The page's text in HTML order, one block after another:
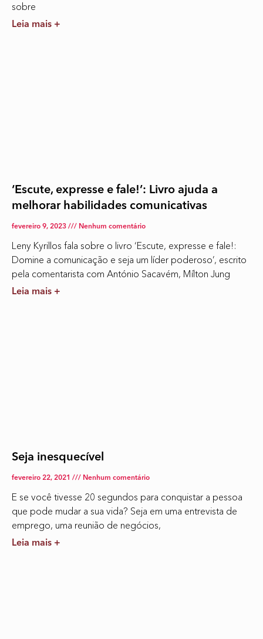
sobre
Leia mais +
‘Escute, expresse e fale!’: Livro ajuda a
melhorar habilidades comunicativas
fevereiro 9, 2023 Nenhum comentário
Leny Kyrillos fala sobre o livro ‘Escute, expresse e fale!:
Domine a comunicação e seja um líder poderoso’, escrito
pela comentarista com António Sacavém, Mílton Jung
Leia mais +
Seja inesquecível
fevereiro 22, 2021 Nenhum comentário
E se você tivesse 20 segundos para conquistar a pessoa
que pode mudar a sua vida? Seja em uma entrevista de
emprego, uma reunião de negócios,
Leia mais +